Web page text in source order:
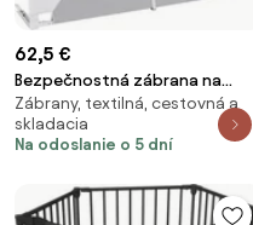
62,5 €
Bezpečnostná zábrana na
posteľ Cover 44 biela / sivá 140
cm
Zábrany, textilná, cestovná a
skladacia
Na odoslanie o 5 dní